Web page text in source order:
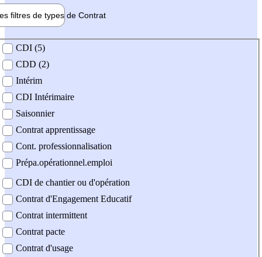
filtres de types de Contrat
contrat
CDI (5)
CDD (2)
Intérim
CDI Intérimaire
Saisonnier
Contrat apprentissage
Cont. professionnalisation
Prépa.opérationnel.emploi
CDI de chantier ou d'opération
Contrat d'Engagement Educatif
Contrat intermittent
Contrat pacte
Contrat d'usage